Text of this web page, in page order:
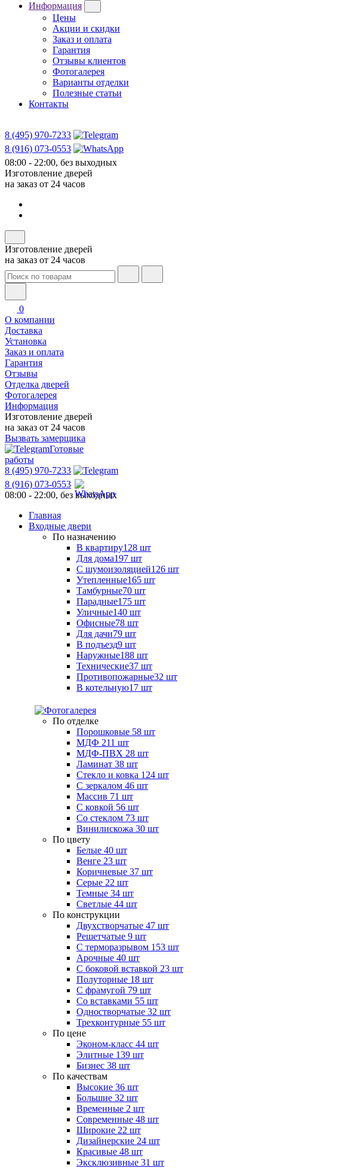
Информация
Цены
Акции и скидки
Заказ и оплата
Гарантия
Отзывы клиентов
Фотогалерея
Варианты отделки
Полезные статьи
Контакты
8 (495) 970-7233
8 (916) 073-0553
08:00 - 22:00, без выходных
Изготовление дверей
на заказ от 24 часов
Изготовление дверей
на заказ от 24 часов
0
О компании
Доставка
Установка
Заказ и оплата
Гарантия
Отзывы
Отделка дверей
Фотогалерея
Информация
Изготовление дверей
на заказ от 24 часов
Вызвать замерщика
Готовые
работы
8 (495) 970-7233
8 (916) 073-0553
08:00 - 22:00, без выходных
Главная
Входные двери
По назначению
В квартиру128 шт
Для дома197 шт
С шумоизоляцией126 шт
Утепленные165 шт
Тамбурные70 шт
Парадные175 шт
Уличные140 шт
Офисные78 шт
Для дачи79 шт
В подъезд9 шт
Наружные188 шт
Технические37 шт
Противопожарные32 шт
В котельную17 шт
По отделке
Порошковые 58 шт
МДФ 211 шт
МДФ-ПВХ 28 шт
Ламинат 38 шт
Стекло и ковка 124 шт
С зеркалом 46 шт
Массив 71 шт
С ковкой 56 шт
Со стеклом 73 шт
Винилискожа 30 шт
По цвету
Белые 40 шт
Венге 23 шт
Коричневые 37 шт
Серые 22 шт
Темные 34 шт
Светлые 44 шт
По конструкции
Двухстворчатые 47 шт
Решетчатые 9 шт
С терморазрывом 153 шт
Арочные 40 шт
С боковой вставкой 23 шт
Полуторные 18 шт
С фрамугой 79 шт
Cо вставками 55 шт
Одностворчатые 32 шт
Трехконтурные 55 шт
По цене
Эконом-класс 44 шт
Элитные 139 шт
Бизнес 38 шт
По качествам
Высокие 36 шт
Большие 32 шт
Временные 2 шт
Современные 48 шт
Широкие 22 шт
Дизайнерские 24 шт
Красивые 48 шт
Эксклюзивные 31 шт